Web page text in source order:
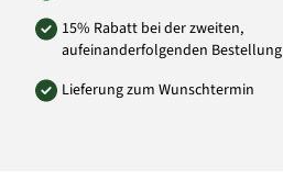
15% Rabatt bei der zweiten,
aufeinanderfolgenden Bestellung
Lieferung zum Wunschtermin